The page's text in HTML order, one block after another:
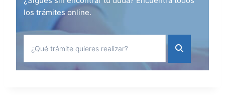
los trámites online.